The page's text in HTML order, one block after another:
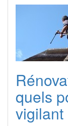
quels
vigilant